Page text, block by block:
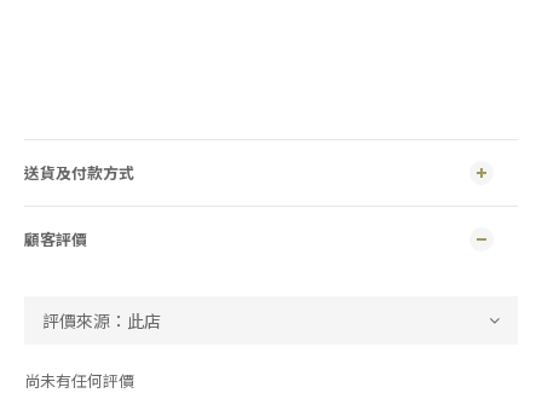
送貨及付款方式
顧客評價
尚未有任何評價